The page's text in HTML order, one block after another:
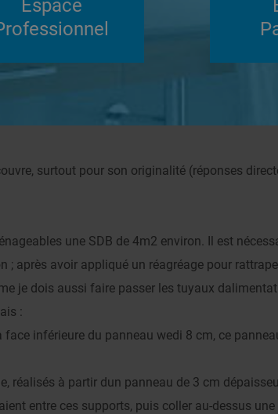
Répondre
wedi
surtout pour son originalité (réponses
une SDB de 4m2 environ. Il est
; après avoir appliqué un réagréage pour
je dois aussi faire passer les tuyaux
:
inférieure du panneau wedi 8 cm, ce
réalisés à partir dun panneau de 3 cm
entre ces supports, puis coller au-dessus
Espace